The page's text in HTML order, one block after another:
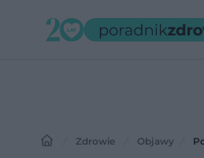
Zdrowie Objawy